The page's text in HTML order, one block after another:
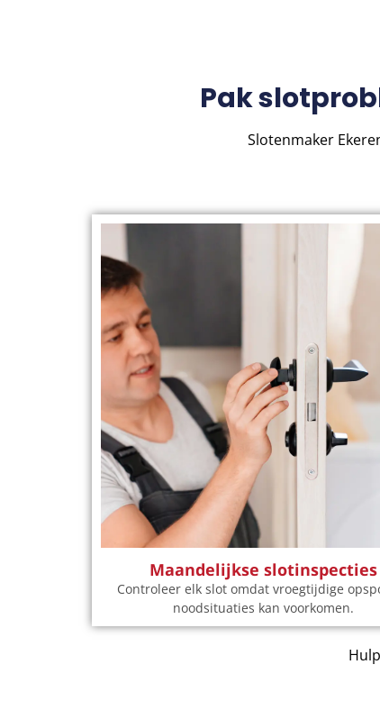
Pak
Slotenmaker
Maandelijkse slotinspecties
Controleer elk slot omdat vroegtijdige
noodsituaties kan voorkomen.